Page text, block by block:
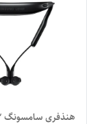
هنذفری سامسونگ LEVEL U2